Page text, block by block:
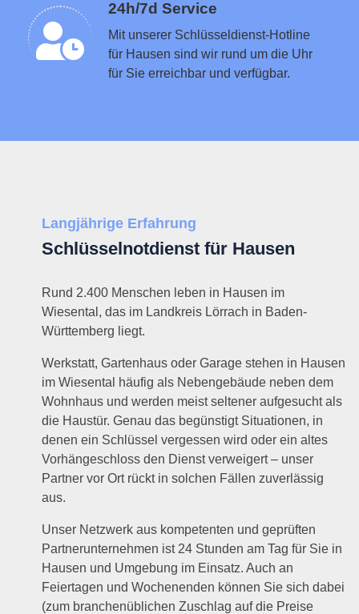
24h/7d Service
Mit unserer Schlüsseldienst-Hotline
für Hausen sind wir rund um die Uhr
für Sie erreichbar und verfügbar.
Langjährige Erfahrung
Schlüsselnotdienst für Hausen
Rund 2.400 Menschen leben in Hausen im
Wiesental, das im Landkreis Lörrach in Baden-
Württemberg liegt.
Werkstatt, Gartenhaus oder Garage stehen in Hausen
im Wiesental häufig als Nebengebäude neben dem
Wohnhaus und werden meist seltener aufgesucht als
die Haustür. Genau das begünstigt Situationen, in
denen ein Schlüssel vergessen wird oder ein altes
Vorhängeschloss den Dienst verweigert – unser
Partner vor Ort rückt in solchen Fällen zuverlässig
aus.
Unser Netzwerk aus kompetenten und geprüften
Partnerunternehmen ist 24 Stunden am Tag für Sie in
Hausen und Umgebung im Einsatz. Auch an
Feiertagen und Wochenenden können Sie sich dabei
(zum branchenüblichen Zuschlag auf die Preise